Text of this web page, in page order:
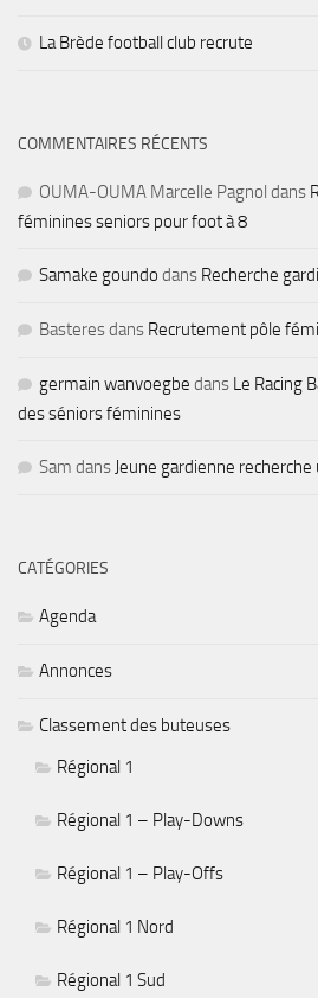
La Brède football club recrute
COMMENTAIRES RÉCENTS
OUMA-OUMA Marcelle Pagnol dans
féminines seniors pour foot à 8
Samake goundo dans Recherche
Basteresdans Recrutement pôle
germain wanvoegbe dans Le Racing
des séniors féminines
Sam dans Jeune gardienne recherche
CATÉGORIES
Agenda
Annonces
Classement des buteuses
Régional 1
Régional 1 – Play-Downs
Régional 1 – Play-Offs
Régional 1 Nord
Régional 1 Sud